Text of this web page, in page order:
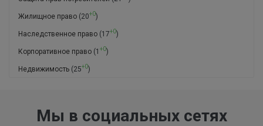
Жилищное право (20+0)
Наследственное право (17+0)
Корпоративное право (1 +0)
Недвижимость (25+0)
Мы в социальных сетях